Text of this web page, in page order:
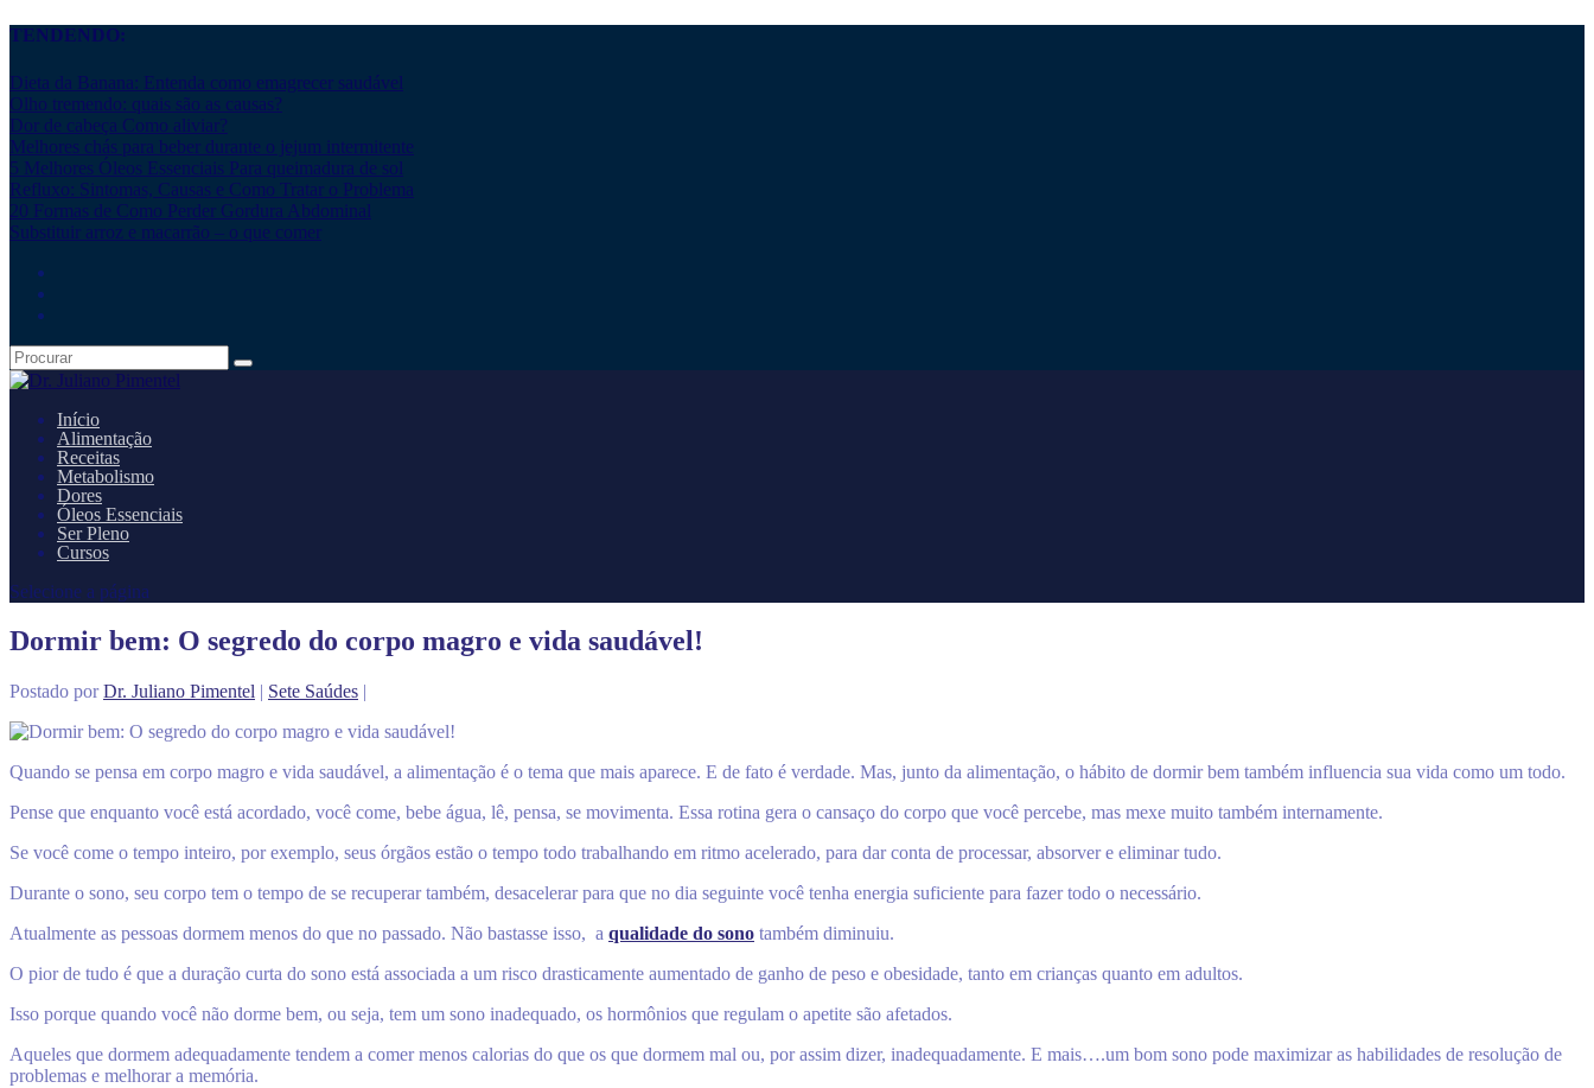
TENDENDO:
Dieta da Banana: Entenda como emagrecer saudável
Olho tremendo: quais são as causas?
Dor de cabeça Como aliviar?
Melhores chás para beber durante o jejum intermitente
5 Melhores Óleos Essenciais Para queimadura de sol
Refluxo: Sintomas, Causas e Como Tratar o Problema
20 Formas de Como Perder Gordura Abdominal
Substituir arroz e macarrão – o que comer
Início
Alimentação
Receitas
Metabolismo
Dores
Óleos Essenciais
Ser Pleno
Cursos
Selecione a página
Dormir bem: O segredo do corpo magro e vida saudável!
Postado porDr. Juliano Pimentel | Sete Saúdes |
Quando se pensa em corpo magro e vida saudável, a alimentação é o tema que mais aparece. E de fato é verdade. Mas, junto da alimentação, o hábito de dormir bem também influencia sua vida como um todo.
Pense que enquanto você está acordado, você come, bebe água, lê, pensa, se movimenta. Essa rotina gera o cansaço do corpo que você percebe, mas mexe muito também internamente.
Se você come o tempo inteiro, por exemplo, seus órgãos estão o tempo todo trabalhando em ritmo acelerado, para dar conta de processar, absorver e eliminar tudo.
Durante o sono, seu corpo tem o tempo de se recuperar também, desacelerar para que no dia seguinte você tenha energia suficiente para fazer todo o necessário.
Atualmente as pessoas dormem menos do que no passado. Não bastasse isso, a qualidade do sono também diminuiu.
O pior de tudo é que a duração curta do sono está associada a um risco drasticamente aumentado de ganho de peso e obesidade, tanto em crianças quanto em adultos.
Isso porque quando você não dorme bem, ou seja, tem um sono inadequado, os hormônios que regulam o apetite são afetados.
Aqueles que dormem adequadamente tendem a comer menos calorias do que os que dormem mal ou, por assim dizer, inadequadamente. E mais….um bom sono pode maximizar as habilidades de resolução de
problemas e melhorar a memória.